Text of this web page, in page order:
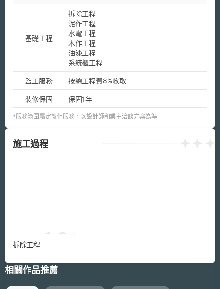
基礎工程
拆除工程
泥作工程
水電工程
木作工程
油漆工程
系統櫃工程
監工服務 按總工程費8%收取
裝修保固 保固1年
*服務範圍屬定製化服務，以設計師和業主洽談方案為準
施工過程
相關作品推薦